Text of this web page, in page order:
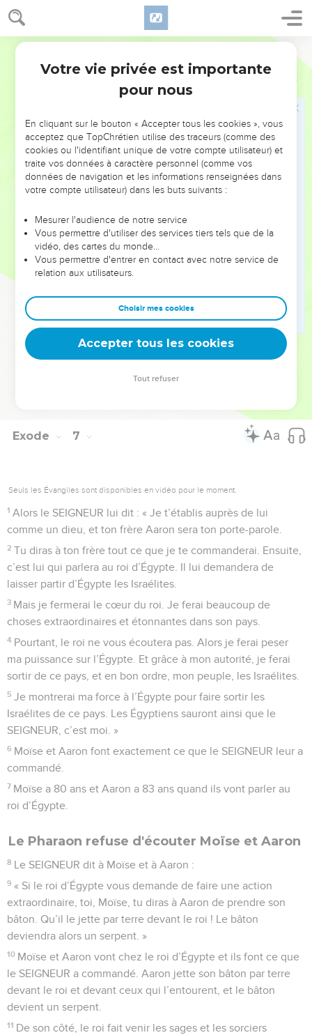
Exode 6
23 Aaron s’est marié avec Élichéba, la fille d’Amminadab, la
sœur de Nachon. Elle lui a donné quatre fils : Nadab, Abihou,
Élazar et Itamar.
Coré a eu trois fils : Assir, Elcana et Abiassaf. Ils sont les
Élazar, le fils d’Aaron, s’est marié avec une fille de Poutiel.
Elle lui a donné un fils, Pinhas. Voilà les chefs de famille
dans les clans nés de Lévi.
C’est à Aaron et à Moïse que le SEIGNEUR a dit : « Faites
sortir d’Égypte les Israélites, en bon ordre. »
Moïse et Aaron vont donc parler au Pharaon, le roi
Dieu renouvelle sa promesse à Moïse
Le jour où le SEIGNEUR parle à Moïse en Égypte,
paroles au Pharaon, roi d’Égypte. »
Mais Moïse répond : « Je parle très difficilement. Le roi
d’Égypte ne m’écoutera jamais ! »
© Société biblique française – Bibli’O, 2000, avec autorisation. Pour vous procurer
Exode 7
Seuls les Évangiles sont disponibles en vidéo pour le moment.
1 Alors le SEIGNEUR lui dit : « Je t’établis auprès de lui
comme un dieu, et ton frère Aaron sera ton porte-parole.
2 Tu diras à ton frère tout ce que je te commanderai. Ensuite,
c’est lui qui parlera au roi d’Égypte. Il lui demandera de
laisser partir d’Égypte les Israélites.
3 Mais je fermerai le cœur du roi. Je ferai beaucoup de
choses extraordinaires et étonnantes dans son pays.
4 Pourtant, le roi ne vous écoutera pas. Alors je ferai peser
ma puissance sur l’Égypte. Et grâce à mon autorité, je ferai
sortir de ce pays, et en bon ordre, mon peuple, les Israélites.
5 Je montrerai ma force à l’Égypte pour faire sortir les
Israélites de ce pays. Les Égyptiens sauront ainsi que le
SEIGNEUR, c’est moi. »
6 Moïse et Aaron font exactement ce que le SEIGNEUR leur a
commandé.
7 Moïse a 80 ans et Aaron a 83 ans quand ils vont parler au
roi d’Égypte.
Le Pharaon refuse d'écouter Moïse et Aaron
8 Le SEIGNEUR dit à Moïse et à Aaron :
9 « Si le roi d’Égypte vous demande de faire une action
extraordinaire, toi, Moïse, tu diras à Aaron de prendre son
bâton. Qu’il le jette par terre devant le roi ! Le bâton
deviendra alors un serpent. »
10 Moïse et Aaron vont chez le roi d’Égypte et ils font ce que
le SEIGNEUR a commandé. Aaron jette son bâton par terre
devant le roi et devant ceux qui l’entourent, et le bâton
devient un serpent.
11 De son côté, le roi fait venir les sages et les sorciers
Votre vie privée est importante
pour nous
En cliquant sur le bouton « Accepter tous les cookies », vous
acceptez que TopChrétien utilise des traceurs (comme des
cookies ou l'identifiant unique de votre compte utilisateur) et
traite vos données à caractère personnel (comme vos
données de navigation et les informations renseignées dans
votre compte utilisateur) dans les buts suivants :
Mesurer l'audience de notre service
Vous permettre d'utiliser des services tiers tels que de la
vidéo, des cartes du monde…
Vous permettre d'entrer en contact avec notre service de
relation aux utilisateurs.
Choisir mes cookies
Accepter tous les cookies
Tout refuser